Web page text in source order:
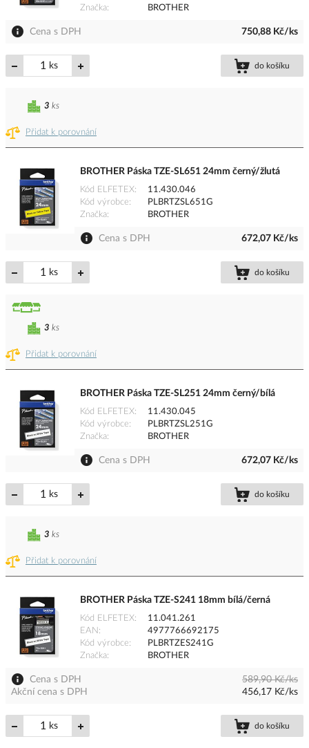
Značka
BROTHER
Cena s DPH 750,88 Kč/ks
ks do košíku
Přidat k porovnání
3 ks
BROTHER Páska TZE-SL651 24mm černý/žlutá
Kód ELFETEX
11.430.046
Kód výrobce
PLBRTZSL651G
Značka
BROTHER
Cena s DPH 672,07 Kč/ks
ks do košíku
Přidat k porovnání
3 ks
BROTHER Páska TZE-SL251 24mm černý/bílá
Kód ELFETEX
11.430.045
Kód výrobce
PLBRTZSL251G
Značka
BROTHER
Cena s DPH 672,07 Kč/ks
ks do košíku
Přidat k porovnání
3 ks
BROTHER Páska TZE-S241 18mm bílá/černá
Kód ELFETEX
11.041.261
EAN
4977766692175
Kód výrobce
PLBRTZES241G
Značka
BROTHER
Cena s DPH
589,90 Kč/ks
Akční cena s DPH
456,17 Kč/ks
ks do košíku